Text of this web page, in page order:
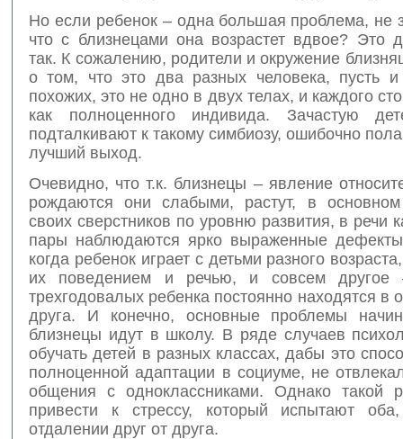
Но если ребенок – одна большая проблема, не
что с близнецами она возрастет вдвое? Это
так. К сожалению, родители и окружение
о том, что это два разных человека, пусть и
похожих, это не одно в двух телах, и каждого
как полноценного индивида. Зачастую
подталкивают к такому симбиозу, ошибочно
лучший выход.
Очевидно, что т.к. близнецы – явление
рождаются они слабыми, растут, в
своих сверстников по уровню развития, в речи
пары наблюдаются ярко выраженные
когда ребенок играет с детьми разного
их поведением и речью, и совсем другое
трехгодовалых ребенка постоянно находятся в
друга. И конечно, основные проблемы
близнецы идут в школу. В ряде случаев
обучать детей в разных классах, дабы это
полноценной адаптации в социуме, не
общения с одноклассниками. Однако такой
привести к стрессу, который испытают
отдалении друг от друга.